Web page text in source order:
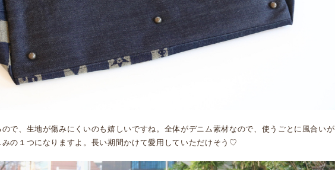
で、生地が傷みにくいのも嬉しいですね。全体がデニム素材なので、使うごとに風合いが
の１つになりますよ。長い期間かけて愛用していただけそう♡